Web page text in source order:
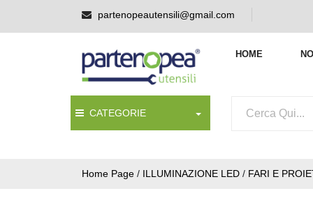
partenopeautensili@gmail.com
HOME
CATEGORIE
Home Page / ILLUMINAZIONE LED / FARI E